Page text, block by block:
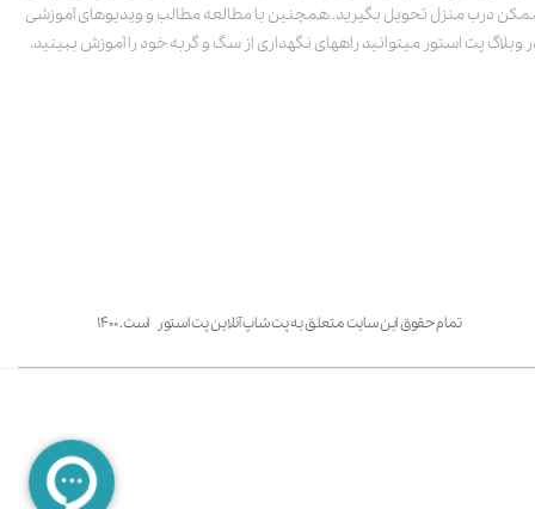
درب منزل تحویل بگیرید. همچنین با مطالعه مطالب و ویدیوهای آموزشی
وبلاگ پت استور میتوانید راههای نگهداری از سگ و گربه خود را آموزش ببینید.
تمام حقوق این سایت متعلق به پت شاپ آنلاین پت استور است. ۱۴۰۰